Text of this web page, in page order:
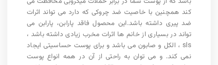
کند همچنین با خاصیت ضد چروکی که دارد می تواند اثرات
ضد پیری داشته باشد.این محصول فاقد پارابن، پارابن می
تواند در بسیاری از خانم ها اثرات مخرب زیادی داشته باشد ،
sls ، الکل و صابون می باشد و برای پوست حساسیتی ایجاد
نمی کند. و می توان به راحتی از آن در همه انواع پوست